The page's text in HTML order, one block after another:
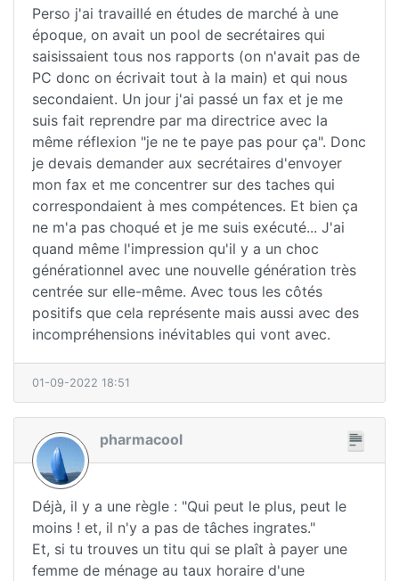
Perso j'ai travaillé en études de marché à une
époque, on avait un pool de secrétaires qui
saisissaient tous nos rapports (on n'avait pas de
PC donc on écrivait tout à la main) et qui nous
secondaient. Un jour j'ai passé un fax et je me
suis fait reprendre par ma directrice avec la
même réflexion "je ne te paye pas pour ça". Donc
je devais demander aux secrétaires d'envoyer
mon fax et me concentrer sur des taches qui
correspondaient à mes compétences. Et bien ça
ne m'a pas choqué et je me suis exécuté... J'ai
quand même l'impression qu'il y a un choc
générationnel avec une nouvelle génération très
centrée sur elle-même. Avec tous les côtés
positifs que cela représente mais aussi avec des
incompréhensions inévitables qui vont avec.
01-09-2022 18:51
pharmacool
Déjà, il y a une règle : "Qui peut le plus, peut le
moins ! et, il n'y a pas de tâches ingrates."
Et, si tu trouves un titu qui se plaît à payer une
femme de ménage au taux horaire d'une